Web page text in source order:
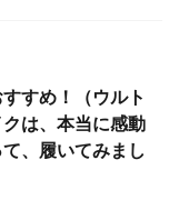
すめ！（ウルト
は、本当に感動
、履いてみまし